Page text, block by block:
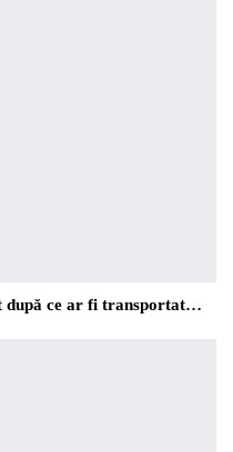
după ce ar fi transportat…